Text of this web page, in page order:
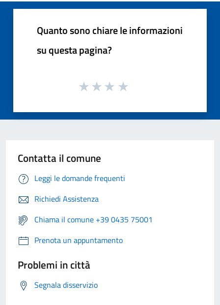
Quanto sono chiare le informazioni
su questa pagina?
Contatta il comune
Leggi le domande frequenti
Richiedi Assistenza
Chiama il comune +39 0435 75001
Prenota un appuntamento
Problemi in città
Segnala disservizio